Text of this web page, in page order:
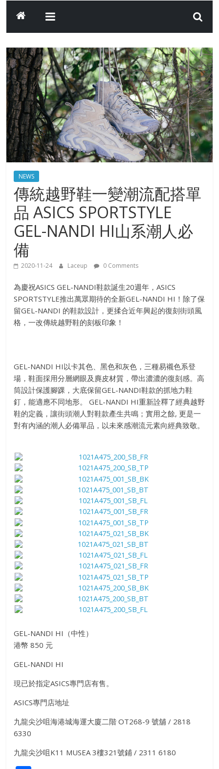
NEWS
傳統越野鞋一變潮流配搭單
品 ASICS SPORTSTYLE
GEL-NANDI HI山系潮人必
備
2020-11-24 Laceup 0 Comments
為慶祝ASICS GEL-NANDI鞋款誕生20週年，ASICS
SPORTSTYLE推出萬眾期待的全新GEL-NANDI HI！除了保
留GEL-NANDI 的鞋款設計，更揉合近年興起的復刻街頭風
格，一改傳統越野鞋的刻板印象！
GEL-NANDI HI以卡其色、黑色和灰色，三種易襯色系登
場，鞋面採用分層網眼及麂皮材質，帶出濃濃的復刻感。高
筒設計保護腳踝，大底保留GEL-NANDI鞋款的抓地力鞋
釘，能適應不同地形。 GEL-NANDI HI重新詮釋了經典越野
鞋的定義，讓街頭潮人對鞋款產生共鳴；實用之餘, 更是一
對有內涵的潮人必備單品，以未來感潮流元素向經典致敬。
GEL-NANDI HI（中性）
港幣 850 元
GEL-NANDI HI
現已於指定ASICS專門店有售。
ASICS專門店地址
九龍尖沙咀海港城海運大廈二階 OT268-9 號舖 / 2818
6330
九龍尖沙咀K11 MUSEA 3樓321號鋪 / 2311 6180